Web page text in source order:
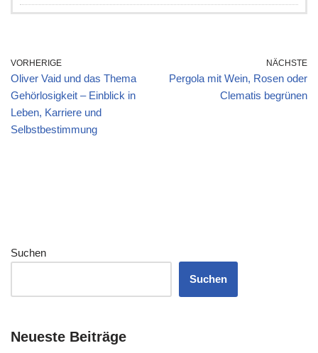
VORHERIGE
Oliver Vaid und das Thema
Gehörlosigkeit – Einblick in
Leben, Karriere und
Selbstbestimmung
NÄCHSTE
Pergola mit Wein, Rosen oder
Clematis begrünen
Suchen
Suchen
Neueste Beiträge